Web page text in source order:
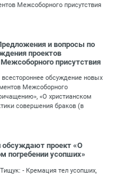
Межсоборного присутствия
и вопросы по
проектов
присутствия
обсуждение новых
Межсоборного
«О христианском
совершения браков (в
проект «О
погребении усопших»
- Кремация тел усопших,